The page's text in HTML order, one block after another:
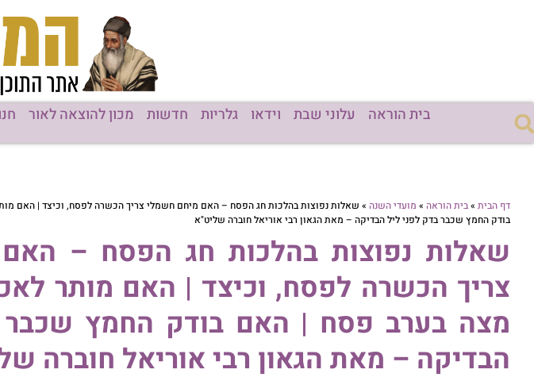
בית הוראה עלוני שבת וידאו גלריות חדשות מכון להוצאה לאור
דף הבית »בית הוראה » מועדי השנה » שאלות נפוצות בהלכות חג הפסח – האם מיחם חשמלי צריך הכשרה לפסח, וכיצד | האם
בודק החמץ שכבר בדק לפני ליל הבדיקה – מאת הגאון רבי אוריאל חוברה שליט"א
שאלות נפוצות בהלכות חג הפסח –
צריך הכשרה לפסח, וכיצד | האם מותר
מצה בערב פסח | האם בודק החמץ שכבר
הבדיקה – מאת הגאון רבי אוריאל חוברה